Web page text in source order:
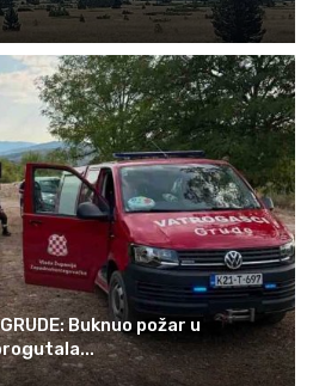
Buknuo požar u